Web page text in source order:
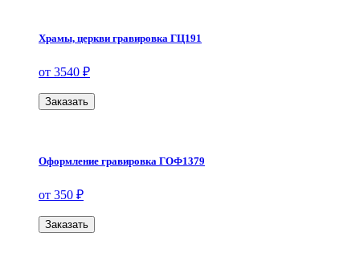
Храмы, церкви гравировка ГЦ191
от 3540 ₽
Заказать
Оформление гравировка ГОФ1379
от 350 ₽
Заказать